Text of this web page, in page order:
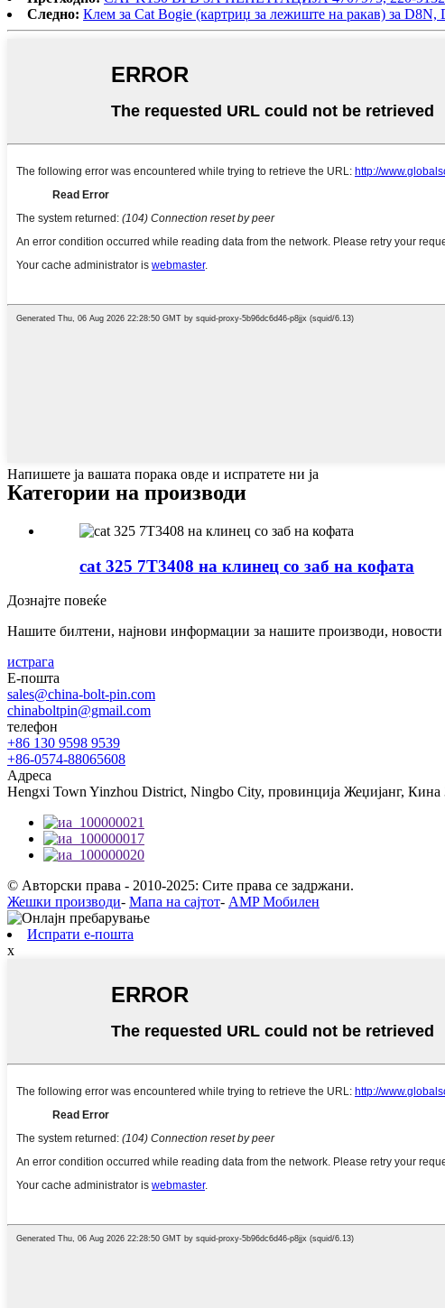
Следно: Клем за Cat Bogie (картриџ за лежиште на ракав) за
Напишете ја вашата порака овде и испратете ни ја
Категории на производи
cat 325 7T3408 на клинец со заб на кофата
Дознајте повеќе
Нашите билтени, најнови информации за нашите производи, новости
истрага
Е-пошта
sales@china-bolt-pin.com
chinaboltpin@gmail.com
телефон
+86 130 9598 9539
+86-0574-88065608
Адреса
Hengxi Town Yinzhou District, Ningbo City, провинција Жеџијанг, Кина
© Авторски права - 2010-2025: Сите права се задржани.
Жешки производи- Мапа на сајтот- AMP Мобилен
Испрати е-пошта
x